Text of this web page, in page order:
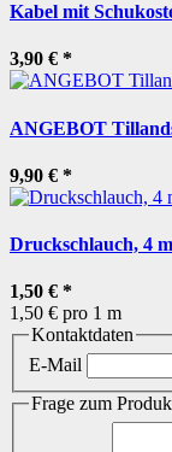
Kabel mit
3,90 € *
ANGEBOT
9,90 € *
Druckschlauch, 4
1,50 € *
1,50 € pro 1 m
Kontaktdaten
E-Mail
Frage zum